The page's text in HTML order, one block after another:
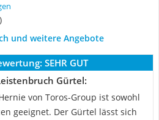
)
und weitere Angebote
SEHR GUT
Gürtel:
von Toros-Group ist sowohl
geeignet. Der Gürtel lässt sich